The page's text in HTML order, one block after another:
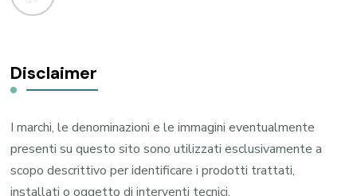
Disclaimer
I marchi, le denominazioni e le immagini eventualmente
presenti su questo sito sono utilizzati esclusivamente a
scopo descrittivo per identificare i prodotti trattati,
installati o oggetto di interventi tecnici.